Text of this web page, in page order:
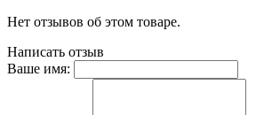
Нет отзывов об этом товаре.
Написать отзыв
Ваше имя: